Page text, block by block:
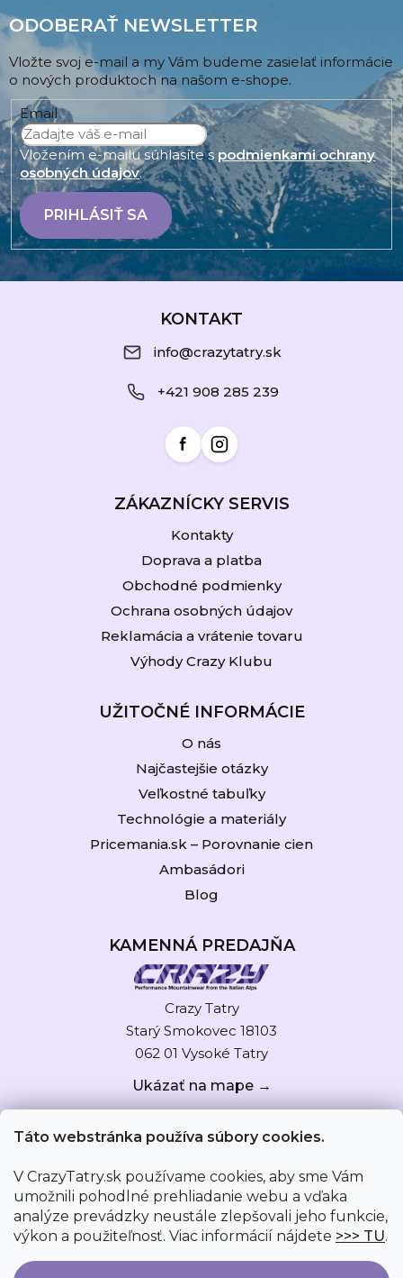
Táto webstránka používa súbory cookies.
V CrazyTatry.sk používame cookies, aby sme Vám
umožnili pohodlné prehliadanie webu a vďaka
analýze prevádzky neustále zlepšovali jeho funkcie,
výkon a použiteľnosť. Viac informácií nájdete >>> TU.
ODOBERAŤ NEWSLETTER
Vložte svoj e-mail a my Vám budeme zasielať informácie
o nových produktoch na našom e-shope.
Email
Vložením e-mailu súhlasíte spodmienkami ochrany
osobných údajov.
PRIHLÁSIŤ SA
KONTAKT
info@crazytatry.sk
+421 908 285 239
ZÁKAZNÍCKY SERVIS
Kontakty
Doprava a platba
Obchodné podmienky
Ochrana osobných údajov
Reklamácia a vrátenie tovaru
Výhody Crazy Klubu
UŽITOČNÉ INFORMÁCIE
O nás
Najčastejšie otázky
Veľkostné tabuľky
Technológie a materiály
Pricemania.sk – Porovnanie cien
Ambasádori
Blog
KAMENNÁ PREDAJŇA
Crazy Tatry
Starý Smokovec 18103
062 01 Vysoké Tatry
Ukázať na mape →